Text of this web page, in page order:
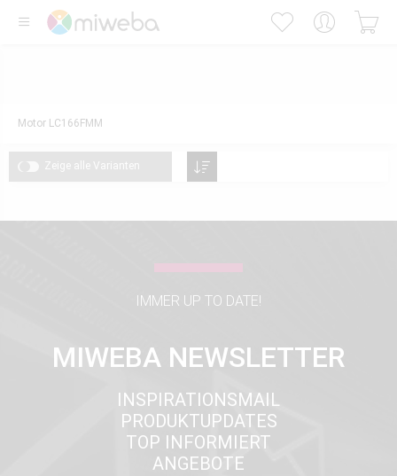
Motor LC166FMM
Zeige alle Varianten
IMMER UP TO DATE!
MIWEBA NEWSLETTER
INSPIRATIONSMAIL
PRODUKTUPDATES
TOP INFORMIERT
ANGEBOTE